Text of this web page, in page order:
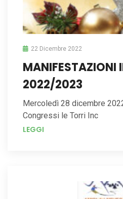
22 Dicembre 2022
MANIFESTAZIONI
2022/2023
Mercoledì 28 dicembre
Congressi le Torri Inc
LEGGI